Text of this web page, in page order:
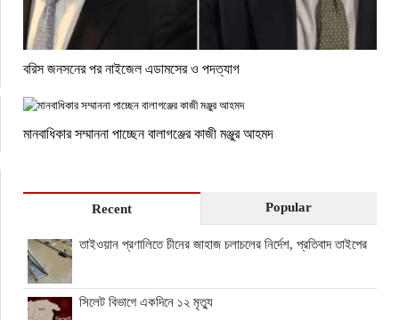
বরিস জনসনের পর নাইজেল এডামসের ও পদত্যাগ
মানবাধিকার সম্মাননা পাচ্ছেন বালাগঞ্জের কাজী মঞ্জুর আহমদ
Recent Popular
তাইওয়ান প্রণালিতে চীনের জাহাজ চলাচলের নির্দেশ, প্রতিবাদ তাইপের
সিলেট বিভাগে একদিনে ১২ মৃত্যু